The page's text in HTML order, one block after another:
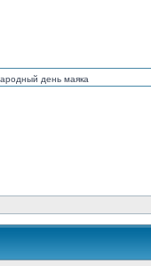
день маяка